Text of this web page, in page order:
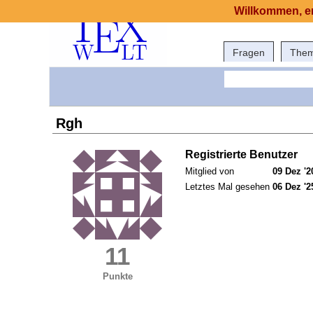
Fragen
Rgh
11
Punkte
Registrierte Benutzer
Mitglied von
09 Dez
Letztes Mal gesehen 06 Dez
Willkommen,